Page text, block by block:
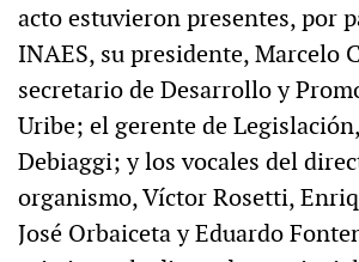
acto estuvieron presentes, por
INAES, su presidente, Marcelo
secretario de Desarrollo y
Uribe; el gerente de
Debiaggi; y los vocales del
organismo, Víctor Rosetti,
José Orbaiceta y Eduardo